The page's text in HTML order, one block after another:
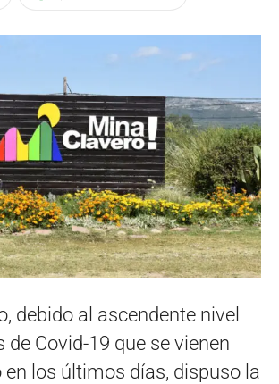
debido al ascendente nivel
de Covid-19 que se vienen
en los últimos días, dispuso la